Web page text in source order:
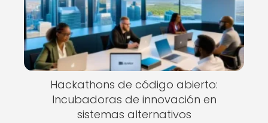
Hackathons de código abierto:
Incubadoras de innovación en
sistemas alternativos